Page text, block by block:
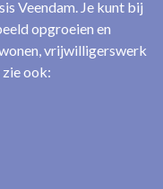
Veendam. Je kunt bij
opgroeien en
vrijwilligerswerk
ook: